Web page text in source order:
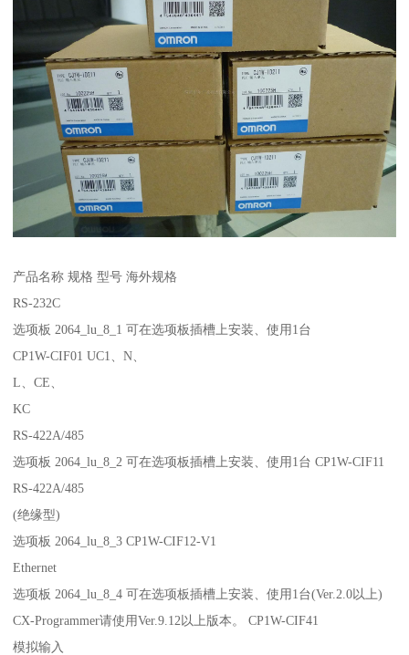
产品名称 规格 型号 海外规格
RS-232C
选项板 2064_lu_8_1 可在选项板插槽上安装、使用1台
CP1W-CIF01 UC1、N、
L、CE、
KC
RS-422A/485
选项板 2064_lu_8_2 可在选项板插槽上安装、使用1台 CP1W-CIF11
RS-422A/485
(绝缘型)
选项板 2064_lu_8_3 CP1W-CIF12-V1
Ethernet
选项板 2064_lu_8_4 可在选项板插槽上安装、使用1台(Ver.2.0以上)
CX-Programmer请使用Ver.9.12以上版本。 CP1W-CIF41
模拟输入